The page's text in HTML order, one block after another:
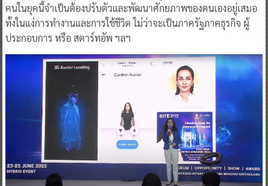
คนในยุคนี้จำเป็นต้องปรับตัวและพัฒนาศักยภาพของตนเองอยู่เสมอ
ทั้งในแง่การทำงานและการใช้ชีวิต ไม่ว่าจะเป็นภาครัฐภาคธุรกิจ ผู้
ประกอบการ หรือ สตาร์ทอัพ ฯลฯ